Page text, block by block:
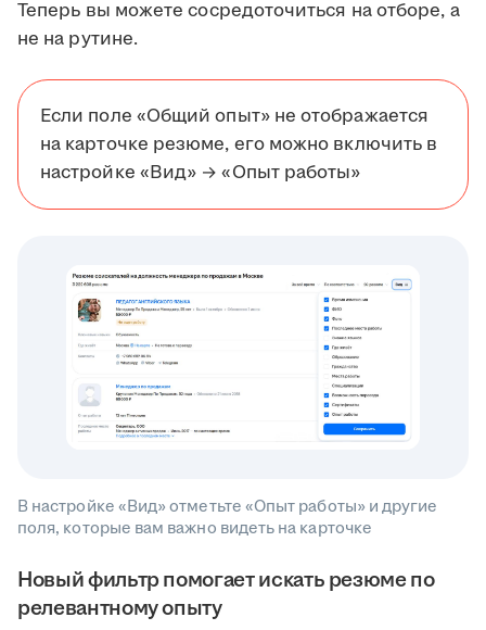
Теперь вы можете сосредоточиться на отборе, а
не на рутине.
Если поле «Общий опыт» не отображается
на карточке резюме, его можно включить в
настройке «Вид» → «Опыт работы»
В настройке «Вид» отметьте «Опыт работы» и другие
поля, которые вам важно видеть на карточке
Новый фильтр помогает искать резюме по
релевантному опыту